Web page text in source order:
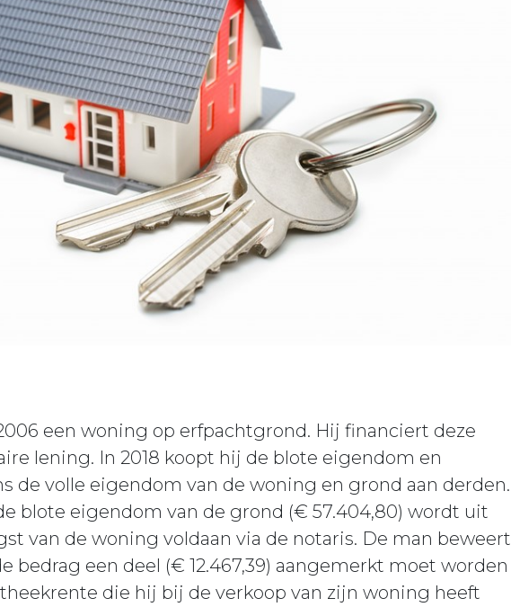
een woning op erfpachtgrond. Hij financiert deze
lening. In 2018 koopt hij de blote eigendom en
de volle eigendom van de woning en grond aan derden.
blote eigendom van de grond (€ 57.404,80) wordt uit
van de woning voldaan via de notaris. De man beweert
bedrag een deel (€ 12.467,39) aangemerkt moet worden
die hij bij de verkoop van zijn woning heeft